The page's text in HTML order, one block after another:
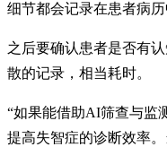
细节都会记录在患者病历
之后要确认患者是否有
散的记录，相当耗时。
“如果能借助AI筛查与监
提高失智症的诊断效率